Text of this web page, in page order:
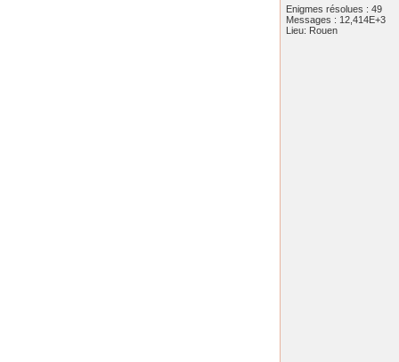
Enigmes résolues : 49
Messages : 12,414E+3
Lieu: Rouen